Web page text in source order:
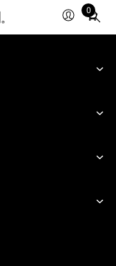
0
Total
items
cart: